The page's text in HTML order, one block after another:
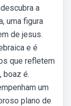
a
uma figura
de jesus.
e é
que refletem
boaz é.
um
plano de